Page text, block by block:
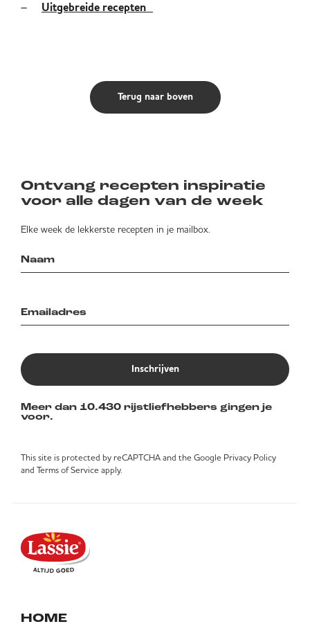
Uitgebreide recepten
Terug naar boven
Ontvang recepten inspiratie
voor alle dagen van de week
Elke week de lekkerste recepten in je mailbox.
Inschrijven
Meer dan 10.430 rijstliefhebbers gingen je
voor.
This site is protected by reCAPTCHA and the Google Privacy Policy
and Terms of Service apply.
HOME